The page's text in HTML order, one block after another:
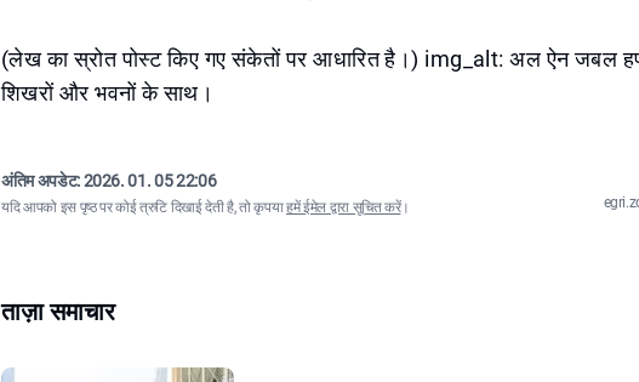
(लेख का स्रोत पोस्ट किए गए संकेतों पर आधारित है।) img_alt: अल ऐन जबल
शिखरों और भवनों के साथ।
अंतिम अपडेट:2026. 01. 05 22:06
यदि आपको इस पृष्ठ पर कोई त्रुटि दिखाई देती है, तो कृपयाहमें ईमेल द्वारा सूचित करें।
ताज़ा समाचार